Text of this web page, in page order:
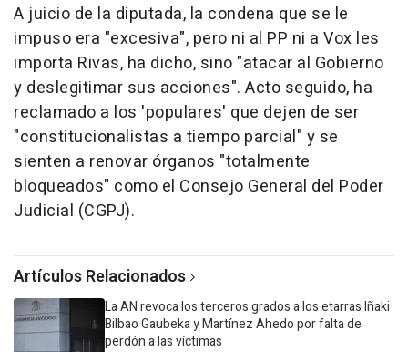
A juicio de la diputada, la condena que se le
impuso era "excesiva", pero ni al PP ni a Vox les
importa Rivas, ha dicho, sino "atacar al Gobierno
y deslegitimar sus acciones". Acto seguido, ha
reclamado a los 'populares' que dejen de ser
"constitucionalistas a tiempo parcial" y se
sienten a renovar órganos "totalmente
bloqueados" como el Consejo General del Poder
Judicial (CGPJ).
Artículos Relacionados
La AN revoca los terceros grados a los etarras Iñaki
Bilbao Gaubeka y Martínez Ahedo por falta de
perdón a las víctimas